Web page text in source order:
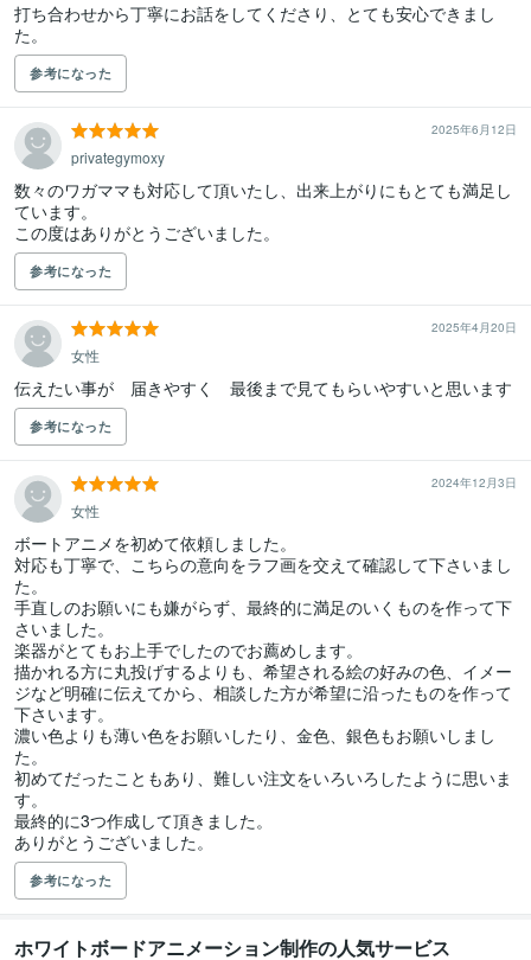
打ち合わせから丁寧にお話をしてくださり、とても安心できまし
た。
参考になった
2025年6月12日
privategymoxy
数々のワガママも対応して頂いたし、出来上がりにもとても満足し
ています。
この度はありがとうございました。
参考になった
2025年4月20日
女性
伝えたい事が　届きやすく　最後まで見てもらいやすいと思います
参考になった
2024年12月3日
女性
ボートアニメを初めて依頼しました。
対応も丁寧で、こちらの意向をラフ画を交えて確認して下さいまし
た。
手直しのお願いにも嫌がらず、最終的に満足のいくものを作って下
さいました。
楽器がとてもお上手でしたのでお薦めします。
描かれる方に丸投げするよりも、希望される絵の好みの色、イメー
ジなど明確に伝えてから、相談した方が希望に沿ったものを作って
下さいます。
濃い色よりも薄い色をお願いしたり、金色、銀色もお願いしまし
た。
初めてだったこともあり、難しい注文をいろいろしたように思いま
す。
最終的に3つ作成して頂きました。
参考になった
ホワイトボードアニメーション制作の人気サービス